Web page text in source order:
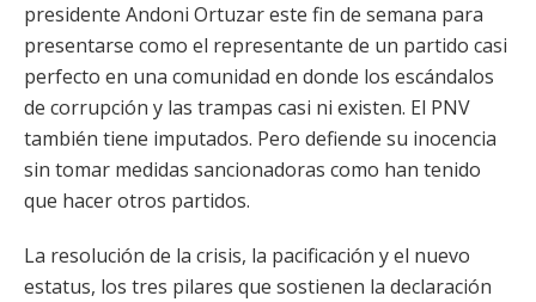
presidente Andoni Ortuzar este fin de semana para
presentarse como el representante de un partido casi
perfecto en una comunidad en donde los escándalos
de corrupción y las trampas casi ni existen. El PNV
también tiene imputados. Pero defiende su inocencia
sin tomar medidas sancionadoras como han tenido
que hacer otros partidos.
La resolución de la crisis, la pacificación y el nuevo
estatus, los tres pilares que sostienen la declaración